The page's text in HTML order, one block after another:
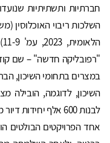
חברתיות ותשתיתיות
השלכות ריבוי האוכלוסין
"רפובליקה חדשה" – שם
במצרים בתחומי השיכון,
השיכון, לדוגמה, הובילה
לבנות 600 אלף
אחד הפרויקטים הבולטים